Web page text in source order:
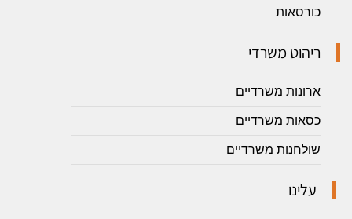
כורסאות
ריהוט משרדי
ארונות משרדיים
כסאות משרדיים
שולחנות משרדיים
עלינו